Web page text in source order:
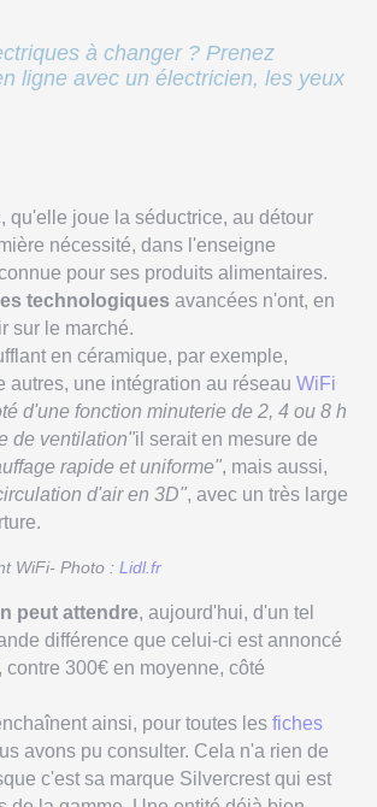
à changer ? Prenez
ligne avec un électricien, les yeux
qu'elle joue la séductrice, au détour
nécessité, dans l'enseigne
pour ses produits alimentaires.
technologiques avancées n'ont, en
sur le marché.
en céramique, par exemple,
autres, une intégration au réseau WiFi
d'une fonction minuterie de 2, 4 ou 8 h
de ventilation"il serait en mesure de
rapide et uniforme", mais aussi,
d'air en 3D", avec un très large
WiFi- Photo : Lidl.fr
peut attendre, aujourd'hui, d'un tel
différence que celui-ci est annoncé
contre 300€ en moyenne, côté
ainsi, pour toutes les fiches
avons pu consulter. Cela n'a rien de
c'est sa marque Silvercrest qui est